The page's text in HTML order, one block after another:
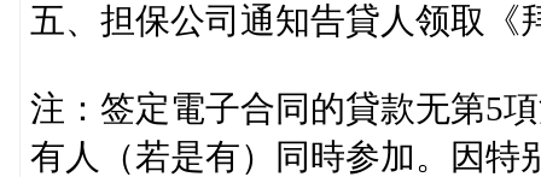
五、担保公司通知告貸人领取《
注：签定電子合同的貸款无第5
有人（若是有）同時参加。因特